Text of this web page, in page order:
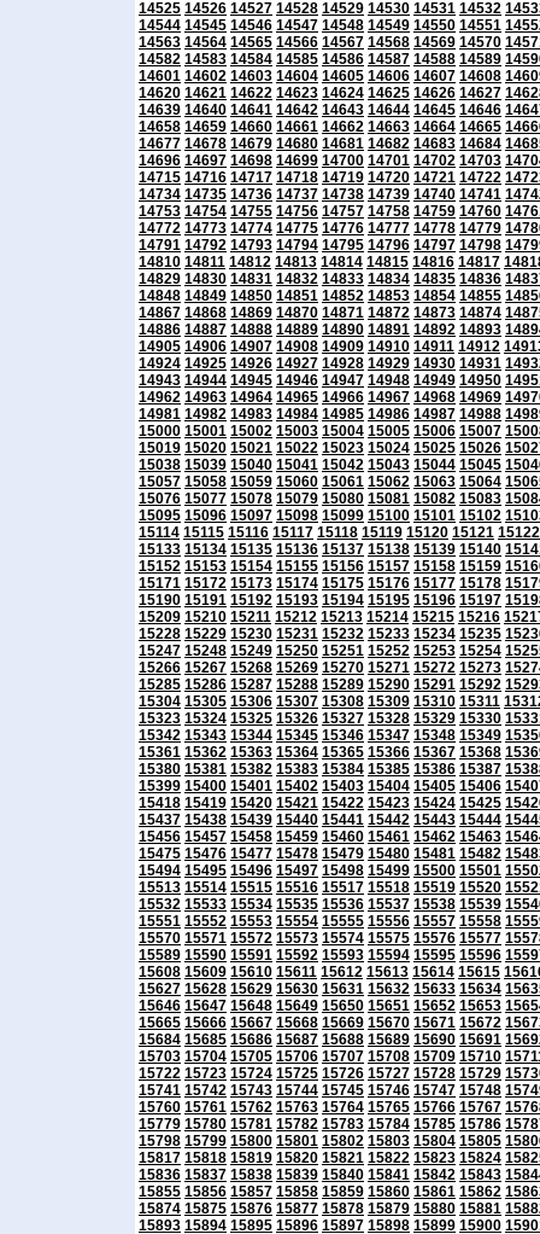
14525 14526 14527 14528 14529 14530 14531 14532
14544 14545 14546 14547 14548 14549 14550 14551
14563 14564 14565 14566 14567 14568 14569 14570
14582 14583 14584 14585 14586 14587 14588 14589
14601 14602 14603 14604 14605 14606 14607 14608
14620 14621 14622 14623 14624 14625 14626 14627
14639 14640 14641 14642 14643 14644 14645 14646
14658 14659 14660 14661 14662 14663 14664 14665
14677 14678 14679 14680 14681 14682 14683 14684
14696 14697 14698 14699 14700 14701 14702 14703
14715 14716 14717 14718 14719 14720 14721 14722
14734 14735 14736 14737 14738 14739 14740 14741
14753 14754 14755 14756 14757 14758 14759 14760
14772 14773 14774 14775 14776 14777 14778 14779
14791 14792 14793 14794 14795 14796 14797 14798
14810 14811 14812 14813 14814 14815 14816 14817
14829 14830 14831 14832 14833 14834 14835 14836
14848 14849 14850 14851 14852 14853 14854 14855
14867 14868 14869 14870 14871 14872 14873 14874
14886 14887 14888 14889 14890 14891 14892 14893
14905 14906 14907 14908 14909 14910 14911 14912
14924 14925 14926 14927 14928 14929 14930 14931
14943 14944 14945 14946 14947 14948 14949 14950
14962 14963 14964 14965 14966 14967 14968 14969
14981 14982 14983 14984 14985 14986 14987 14988
15000 15001 15002 15003 15004 15005 15006 15007
15019 15020 15021 15022 15023 15024 15025 15026
15038 15039 15040 15041 15042 15043 15044 15045
15057 15058 15059 15060 15061 15062 15063 15064
15076 15077 15078 15079 15080 15081 15082 15083
15095 15096 15097 15098 15099 15100 15101 15102
15114 15115 15116 15117 15118 15119 15120 15121 15122
15133 15134 15135 15136 15137 15138 15139 15140
15152 15153 15154 15155 15156 15157 15158 15159
15171 15172 15173 15174 15175 15176 15177 15178
15190 15191 15192 15193 15194 15195 15196 15197
15209 15210 15211 15212 15213 15214 15215 15216
15228 15229 15230 15231 15232 15233 15234 15235
15247 15248 15249 15250 15251 15252 15253 15254
15266 15267 15268 15269 15270 15271 15272 15273
15285 15286 15287 15288 15289 15290 15291 15292
15304 15305 15306 15307 15308 15309 15310 15311
15323 15324 15325 15326 15327 15328 15329 15330
15342 15343 15344 15345 15346 15347 15348 15349
15361 15362 15363 15364 15365 15366 15367 15368
15380 15381 15382 15383 15384 15385 15386 15387
15399 15400 15401 15402 15403 15404 15405 15406
15418 15419 15420 15421 15422 15423 15424 15425
15437 15438 15439 15440 15441 15442 15443 15444
15456 15457 15458 15459 15460 15461 15462 15463
15475 15476 15477 15478 15479 15480 15481 15482
15494 15495 15496 15497 15498 15499 15500 15501
15513 15514 15515 15516 15517 15518 15519 15520
15532 15533 15534 15535 15536 15537 15538 15539
15551 15552 15553 15554 15555 15556 15557 15558
15570 15571 15572 15573 15574 15575 15576 15577
15589 15590 15591 15592 15593 15594 15595 15596
15608 15609 15610 15611 15612 15613 15614 15615
15627 15628 15629 15630 15631 15632 15633 15634
15646 15647 15648 15649 15650 15651 15652 15653
15665 15666 15667 15668 15669 15670 15671 15672
15684 15685 15686 15687 15688 15689 15690 15691
15703 15704 15705 15706 15707 15708 15709 15710
15722 15723 15724 15725 15726 15727 15728 15729
15741 15742 15743 15744 15745 15746 15747 15748
15760 15761 15762 15763 15764 15765 15766 15767
15779 15780 15781 15782 15783 15784 15785 15786
15798 15799 15800 15801 15802 15803 15804 15805
15817 15818 15819 15820 15821 15822 15823 15824
15836 15837 15838 15839 15840 15841 15842 15843
15855 15856 15857 15858 15859 15860 15861 15862
15874 15875 15876 15877 15878 15879 15880 15881
15893 15894 15895 15896 15897 15898 15899 15900